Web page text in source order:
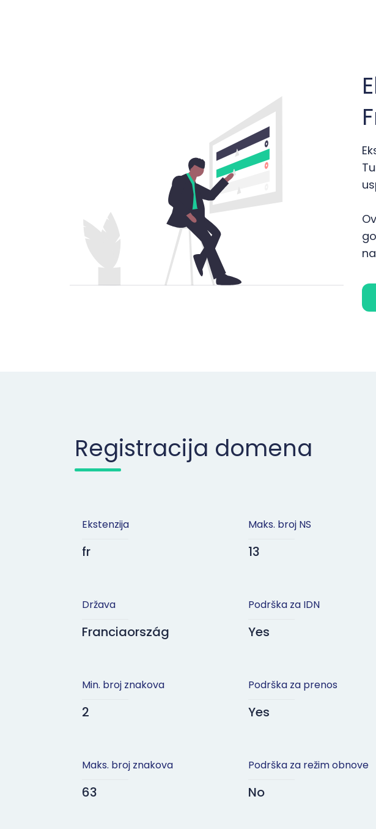
Registracija domena
Ekstenzija
fr
Država
Franciaország
Min. broj znakova
2
Maks. broj znakova
63
Maks. broj NS
13
Podrška za IDN
Yes
Podrška za prenos
Yes
Podrška za režim obnove
No